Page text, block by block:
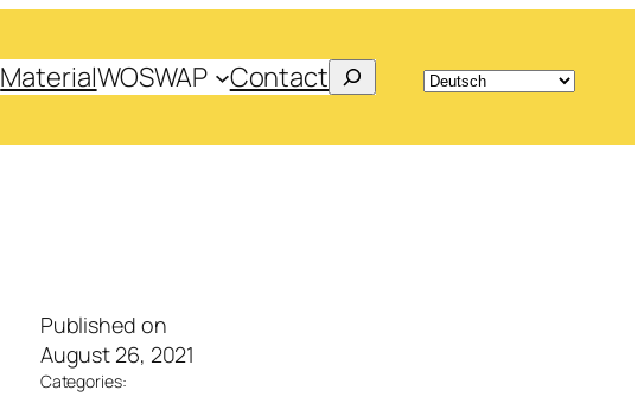
MaterialWOSWAP Contact Search
Published on
August 26, 2021
Categories: